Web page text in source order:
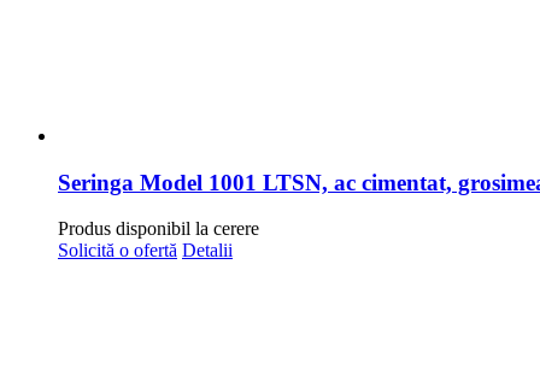
Seringa Model 1001 LTSN, ac cimentat,
Produs disponibil la cerere
Solicită o ofertă Detalii